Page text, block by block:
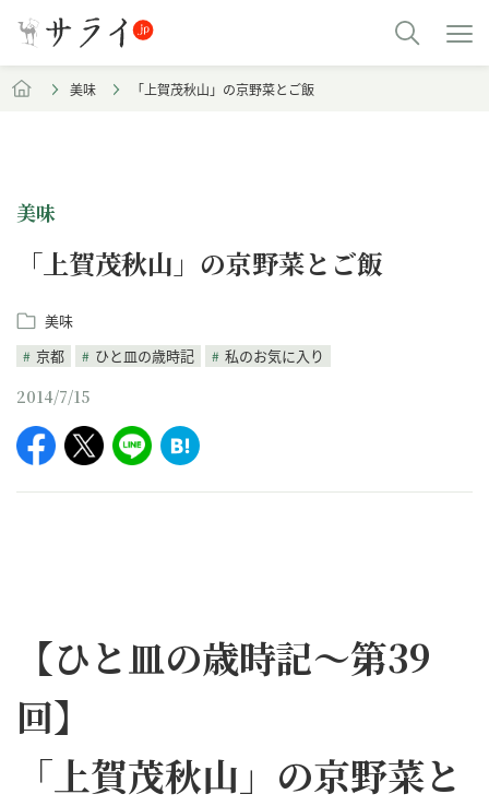
美味 「上賀茂秋山」の京野菜とご飯
美味
「上賀茂秋山」の京野菜とご飯
美味
京都
ひと皿の歳時記 私のお気に入り
2014/7/15
【ひと皿の歳時記～第39
回】
「上賀茂秋山」の京野菜と